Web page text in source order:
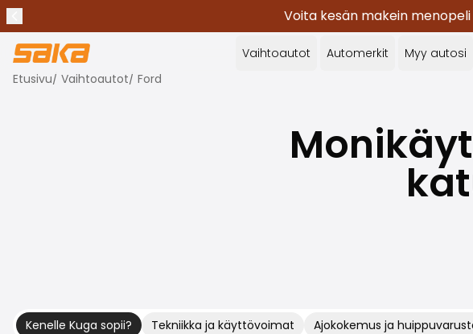
Voita kesän makein
Lopeta ilmoitukset
✕
Vaihtoautot Automerkit Myy autosi
Etusivu/ Vaihtoautot/ Ford
Kenelle Kuga sopii? Tekniikka ja käyttövoimat Ajokokemus ja